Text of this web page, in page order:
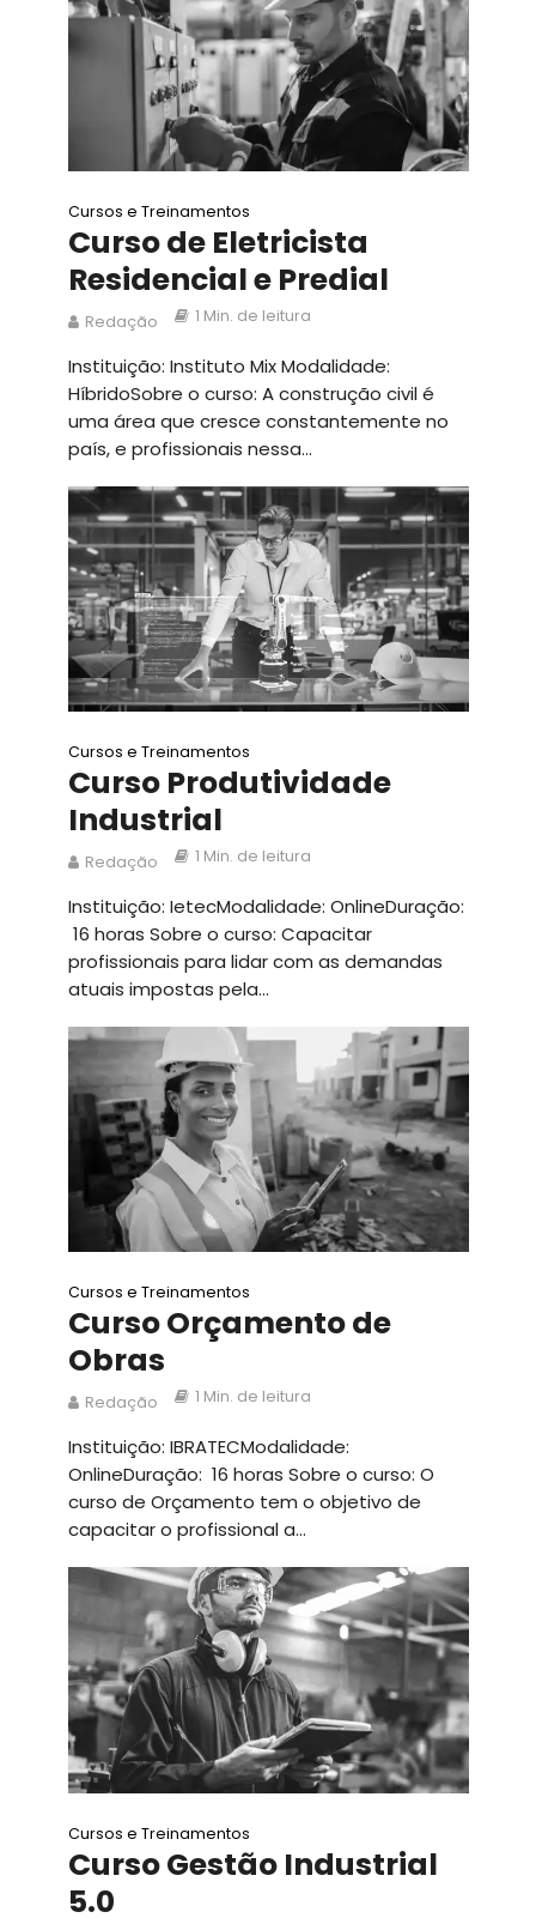
Cursos e Treinamentos
Curso de Eletricista
Residencial e Predial
Redação 1 Min. de leitura
Instituição: Instituto Mix Modalidade:
HíbridoSobre o curso: A construção civil é
uma área que cresce constantemente no
país, e profissionais nessa...
Cursos e Treinamentos
Curso Produtividade
Industrial
Redação 1 Min. de leitura
Instituição: IetecModalidade: OnlineDuração:
16 horas Sobre o curso: Capacitar
profissionais para lidar com as demandas
atuais impostas pela...
Cursos e Treinamentos
Curso Orçamento de
Obras
Redação 1 Min. de leitura
Instituição: IBRATECModalidade:
OnlineDuração: 16 horas Sobre o curso: O
curso de Orçamento tem o objetivo de
capacitar o profissional a...
Cursos e Treinamentos
Curso Gestão Industrial
5.0